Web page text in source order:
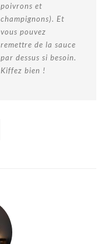
poivrons et
champignons). Et
vous pouvez
remettre de la sauce
par dessus si besoin.
Kiffez bien !